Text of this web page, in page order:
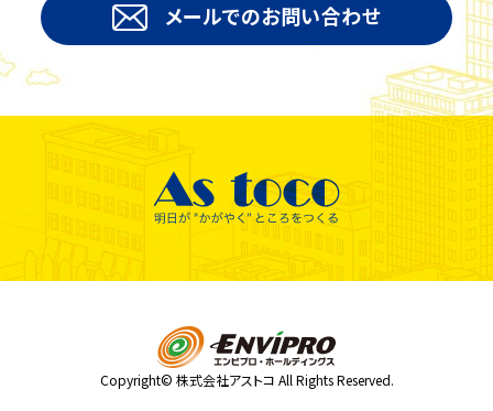
メールでのお問い合わせ
Copyright© 株式会社アストコ All Rights Reserved.